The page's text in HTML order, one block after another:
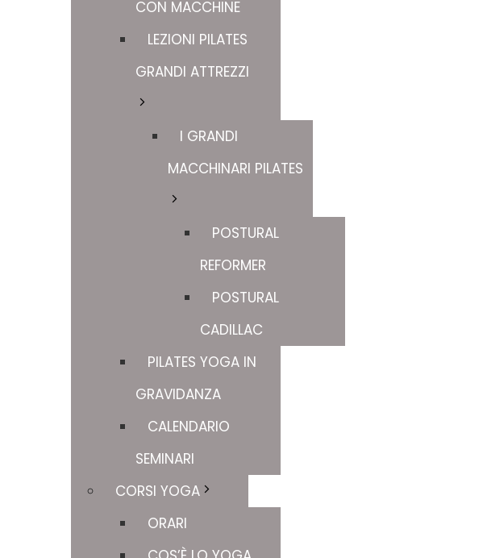
CON MACCHINE
LEZIONI PILATES
GRANDI ATTREZZI
I GRANDI
MACCHINARI PILATES
POSTURAL
REFORMER
POSTURAL
CADILLAC
PILATES YOGA IN
GRAVIDANZA
CALENDARIO
SEMINARI
CORSI YOGA
ORARI